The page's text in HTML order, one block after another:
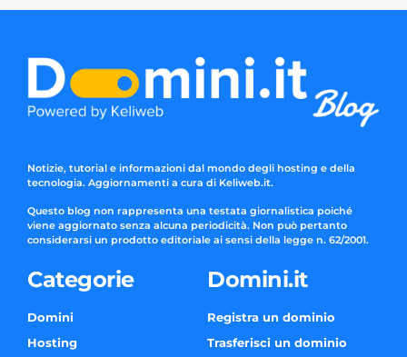
Notizie, tutorial e informazioni dal mondo degli hosting e della
tecnologia. Aggiornamenti a cura di Keliweb.it.
Questo blog non rappresenta una testata giornalistica poiché
viene aggiornato senza alcuna periodicità. Non può pertanto
considerarsi un prodotto editoriale ai sensi della legge n. 62/2001.
Categorie
Domini
Hosting
Domini.it
Registra un dominio
Trasferisci un dominio